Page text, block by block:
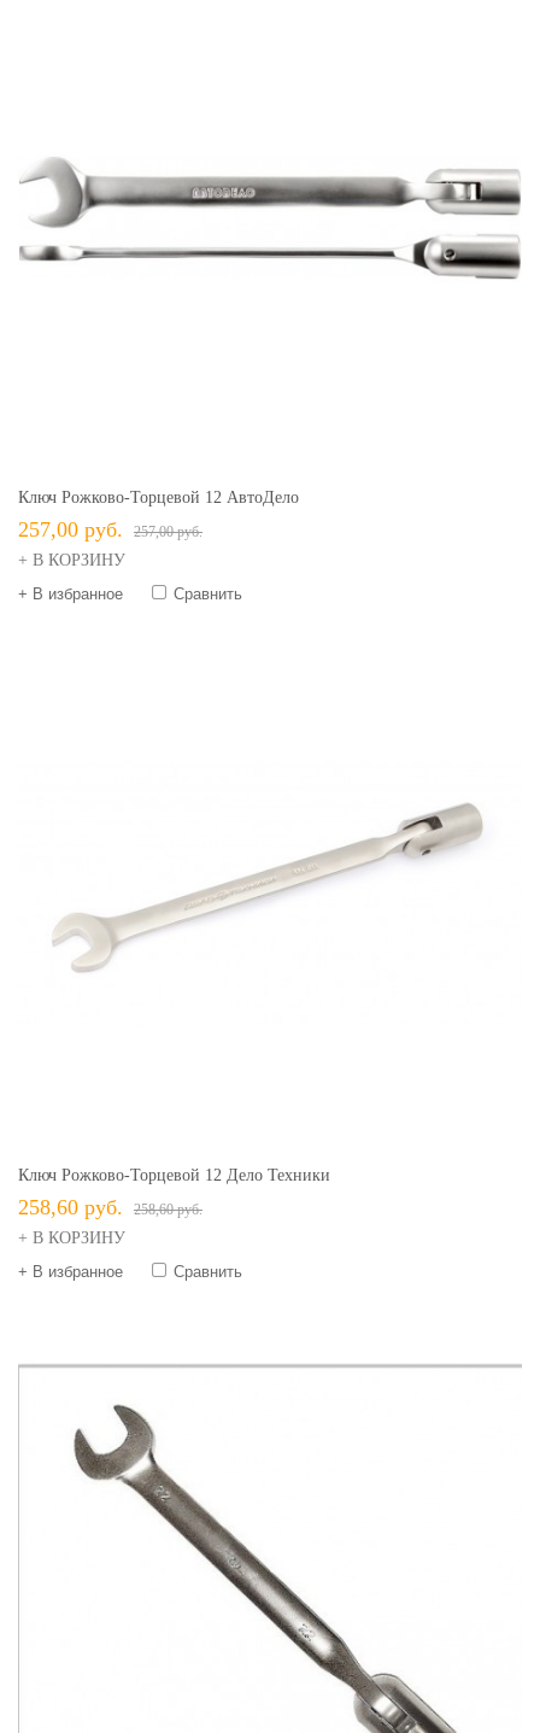
Ключ Рожково-Торцевой 12 АвтоДело
257,00 руб. 257,00 руб.
+ В КОРЗИНУ
+ В избранное
Сравнить
Ключ Рожково-Торцевой 12 Дело Техники
258,60 руб. 258,60 руб.
+ В КОРЗИНУ
+ В избранное
Сравнить